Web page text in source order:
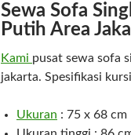
Sewa Sofa
Putih Area
Kami pusat sewa sofa
jakarta. Spesifikasi
Ukuran : 75 x 68 cm